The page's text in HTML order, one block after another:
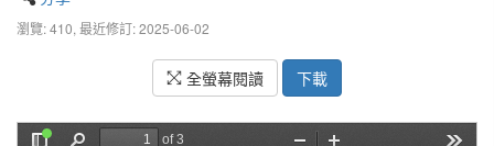
瀏覽: 410, 最近修訂: 2025-06-02
全螢幕閱讀 下載